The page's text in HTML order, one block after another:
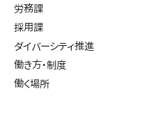
労務課
採用課
ダイバーシティ推進
働き方・制度
働く場所